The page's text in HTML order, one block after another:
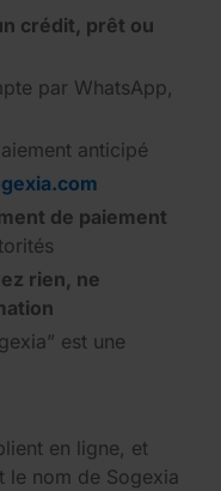
crédit, prêt ou
par WhatsApp,
anticipé
de paiement
rien, ne
est une
en ligne, et
le nom de Sogexia